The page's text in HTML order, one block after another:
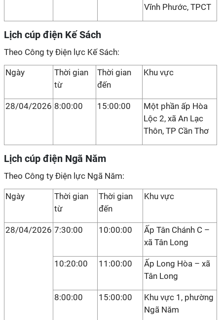
Vĩnh Phước, TPCT
Lịch cúp điện Kế Sách
Theo Công ty Điện lực Kế Sách:
Ngày
Thời gian
từ
Thời gian
đến
Khu vực
28/04/2026 8:00:00 15:00:00
Một phần ấp Hòa
Lộc 2, xã An Lạc
Thôn, TP Cần Thơ
Lịch cúp điện Ngã Năm
Theo Công ty Điện lực Ngã Năm:
Ngày
Thời gian
từ
Thời gian
đến
Khu vực
28/04/2026 7:30:00 10:00:00
Ấp Tân Chánh C –
xã Tân Long
10:20:00 11:00:00
Ấp Long Hòa – xã
Tân Long
8:00:00 15:00:00
Khu vực 1, phường
Ngã Năm